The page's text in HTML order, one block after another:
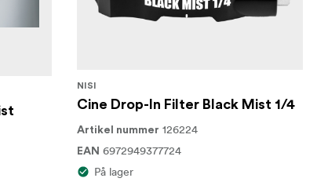
NISI
Cine Drop-In Filter Black Mist 1/4
Artikel nummer 126224
EAN 6972949377724
På lager